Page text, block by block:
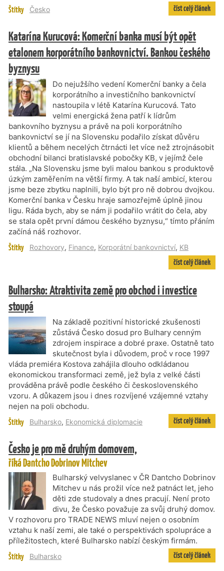
Štítky Česko číst celý článek
Katarína Kurucová: Komerční banka musí být opět
etalonem korporátního bankovnictví. Bankou českého
byznysu
Do nejužšího vedení Komerční banky a čela
korporátního a investičního bankovnictví
nastoupila v létě Katarína Kurucová. Tato
velmi energická žena patří k lídrům
bankovního byznysu a právě na poli korporátního
bankovnictví se jí na Slovensku podařilo získat důvěru
klientů a během necelých čtrnácti let více než ztrojnásobit
obchodní bilanci bratislavské pobočky KB, v jejímž čele
stála. „Na Slovensku jsme byli malou bankou s produktově
úzkým zaměřením na větší firmy. A tak naší ambicí, kterou
jsme beze zbytku naplnili, bylo být pro ně dobrou dvojkou.
Komerční banka v Česku hraje samozřejmě úplně jinou
ligu. Ráda bych, aby se nám ji podařilo vrátit do čela, aby
se stala opět první dámou českého byznysu,“ tímto přáním
začíná náš rozhovor.
Štítky Rozhovory, Finance, Korporátní bankovnictví, KB
číst celý článek
Bulharsko: Atraktivita země pro obchod i investice
stoupá
Na základě pozitivní historické zkušenosti
zůstává Česko dosud pro Bulhary cenným
zdrojem inspirace a dobré praxe. Ostatně tato
skutečnost byla i důvodem, proč v roce 1997
vláda premiéra Kostova zahájila dlouho odkládanou
ekonomickou transformaci země, jež byla z velké části
prováděna právě podle českého či československého
vzoru. A důkazem jsou i dnes rozvíjené vzájemné vztahy
nejen na poli obchodu.
Štítky Bulharsko, Ekonomická diplomacie číst celý článek
Česko je pro mě druhým domovem,
říká Dantcho Dobrinov Mitchev
Bulharský velvyslanec v ČR Dantcho Dobrinov
Mitchev u nás prožil více než patnáct let, jeho
děti zde studovaly a dnes pracují. Není proto
divu, že Česko považuje za svůj druhý domov.
V rozhovoru pro TRADE NEWS mluví nejen o osobním
vztahu k naší zemi, ale také o perspektivách spolupráce a
příležitostech, které Bulharsko nabízí českým firmám.
Štítky Bulharsko číst celý článek